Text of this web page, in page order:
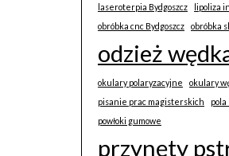
laseroterpia Bydgoszcz
lipoliza
obróbka cnc Bydgoszcz
obróbka
odzież
okulary polaryzacyjne okulary
pisanie prac magisterskich
powłoki gumowe
przynęty